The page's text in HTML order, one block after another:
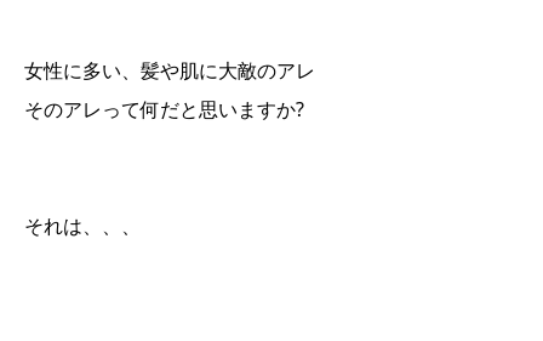
女性に多い、髪や肌に大敵のアレ
そのアレって何だと思いますか?
それは、、、